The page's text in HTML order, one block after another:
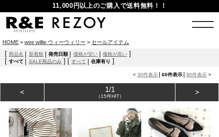
11,000円以上のご購入で送料無料！！
HOME > wee willie ウィーウィリー > セールアイテム
[商品名 新着順 発売日順 価格が安い 価格が高い ]
[すべて SALE商品のみ ] [ すべて 在庫有り ]
< 30件表示 60件表示 90件表示 >
< 1/1
（15件HIT） >